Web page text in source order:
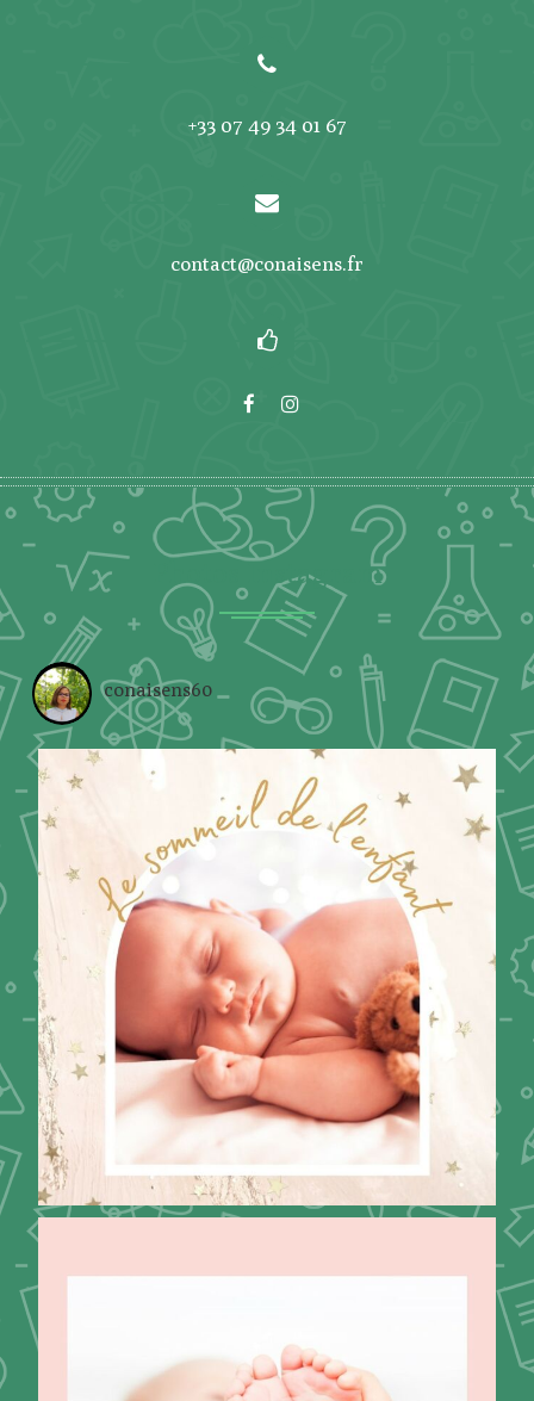
+33 07 49 34 01 67
contact@conaisens.fr
Photos Instagram
conaisens60